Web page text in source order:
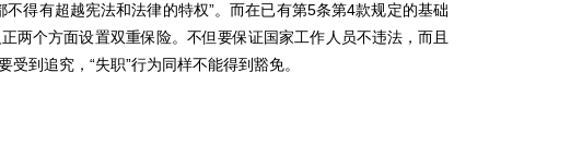
得有超越宪法和法律的特权”。而在已有第5条第4款规定的基础
两个方面设置双重保险。不但要保证国家工作人员不违法，而且
到追究，“失职”行为同样不能得到豁免。